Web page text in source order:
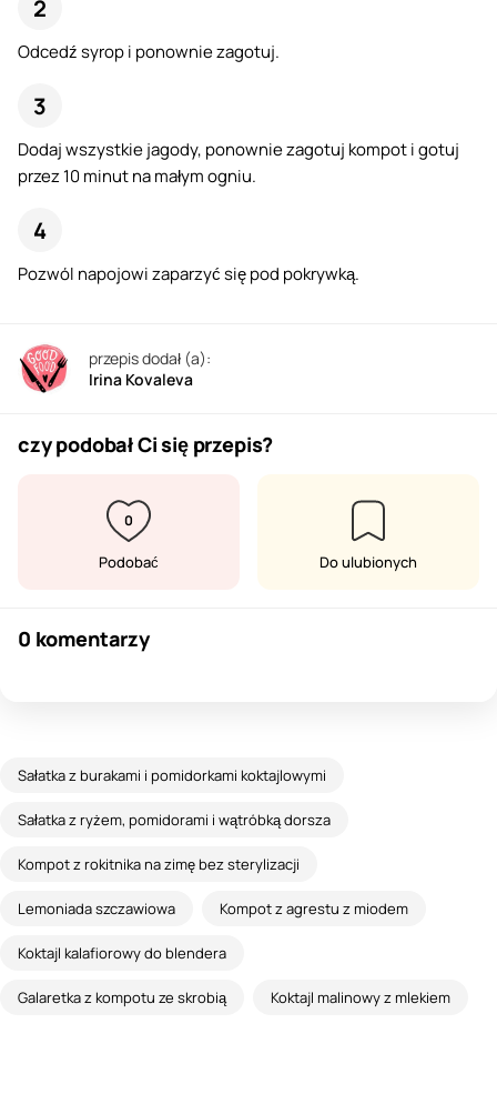
Odcedź syrop i ponownie zagotuj.
Dodaj wszystkie jagody, ponownie zagotuj kompot i gotuj
przez 10 minut na małym ogniu.
Pozwól napojowi zaparzyć się pod pokrywką.
przepis dodał (a):
Irina Kovaleva
czy podobał Ci się przepis?
0
Podobać Do ulubionych
0 komentarzy
Sałatka z burakami i pomidorkami koktajlowymi
Sałatka z ryżem, pomidorami i wątróbką dorsza
Kompot z rokitnika na zimę bez sterylizacji
Lemoniada szczawiowa Kompot z agrestu z miodem
Koktajl kalafiorowy do blendera
Galaretka z kompotu ze skrobią Koktajl malinowy z mlekiem